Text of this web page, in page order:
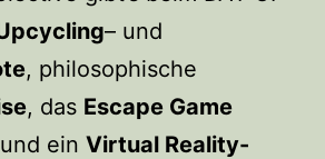
– und
, philosophische
, das Escape Game
ein Virtual Reality-